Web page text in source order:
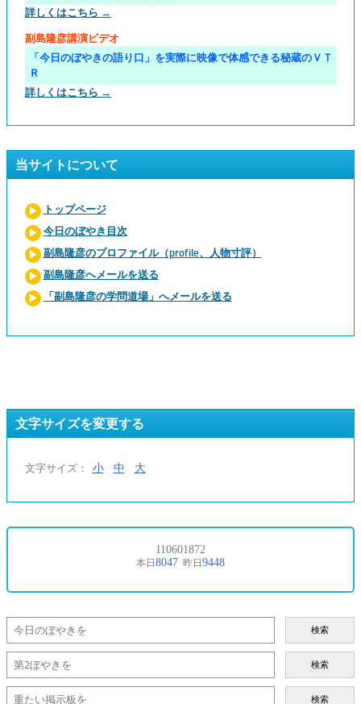
詳しくはこちら →
副島隆彦講演ビデオ
「今日のぼやきの語り口」を実際に映像で体感できる秘蔵のＶＴ
Ｒ
詳しくはこちら →
当サイトについて
トップページ
今日のぼやき目次
副島隆彦のプロファイル（profile、人物寸評）
副島隆彦へメールを送る
「副島隆彦の学問道場」へメールを送る
文字サイズを変更する
文字サイズ： 小 中 大
検索
検索
検索